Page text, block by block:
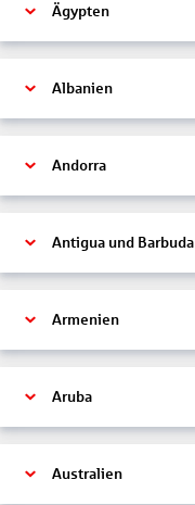
Ägypten
Albanien
Andorra
Antigua und Barbuda
Armenien
Aruba
Australien